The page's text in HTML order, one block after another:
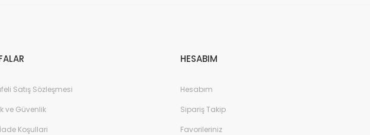
Satış Sözleşmesi
ve Güvenlik
Koşullari
HESABIM
Hesabım
Sipariş Takip
Favorileriniz